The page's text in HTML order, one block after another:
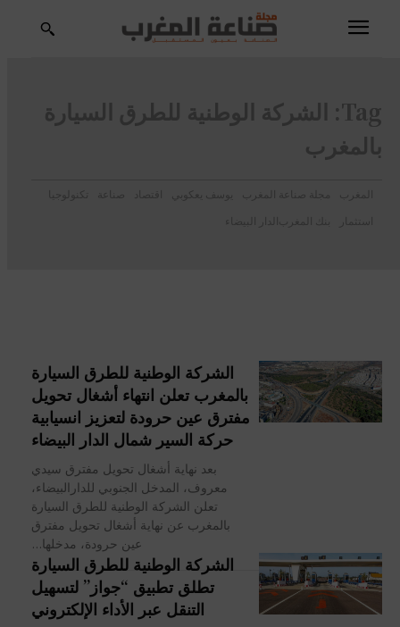
Tag: الشركة الوطنية للطرق السيارة
بالمغرب
المغرب مجلة صناعة المغرب يوسف يعكوبي اقتصاد صناعة
تكنولوجيا
استثمار
بنك المغرب الدار البيضاء
الشركة الوطنية للطرق السيارة
بالمغرب تعلن انتهاء أشغال تحويل
مفترق عين حرودة لتعزيز انسيابية
حركة السير شمال الدار البيضاء
بعد نهاية أشغال تحويل مفترق سيدي
معروف، المدخل الجنوبي للدارالبيضاء،
تعلن الشركة الوطنية للطرق السيارة
بالمغرب عن نهاية أشغال تحويل مفترق
عين حرودة، مدخلها...
الشركة الوطنية للطرق السيارة
تطلق تطبيق “جواز” لتسهيل
التنقل عبر الأداء الإلكتروني